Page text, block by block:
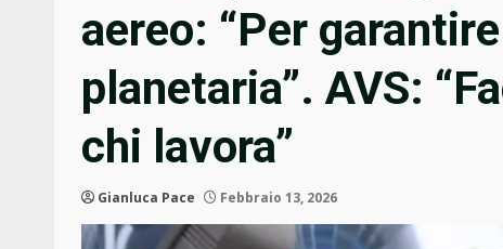
aereo: “Per
planetaria”. AVS:
chi lavora”
Gianluca Pace Febbraio 13, 2026